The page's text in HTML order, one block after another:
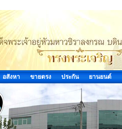
อสังหา ขายตรง ประกัน ยานยนต์